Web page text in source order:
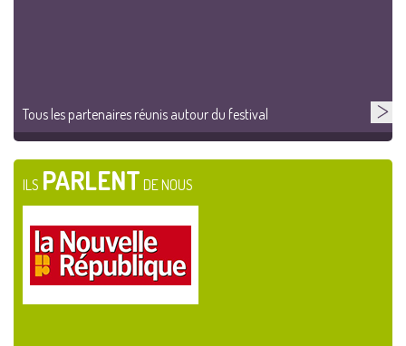
Tous les partenaires réunis autour du festival
ILS PARLENT DE NOUS